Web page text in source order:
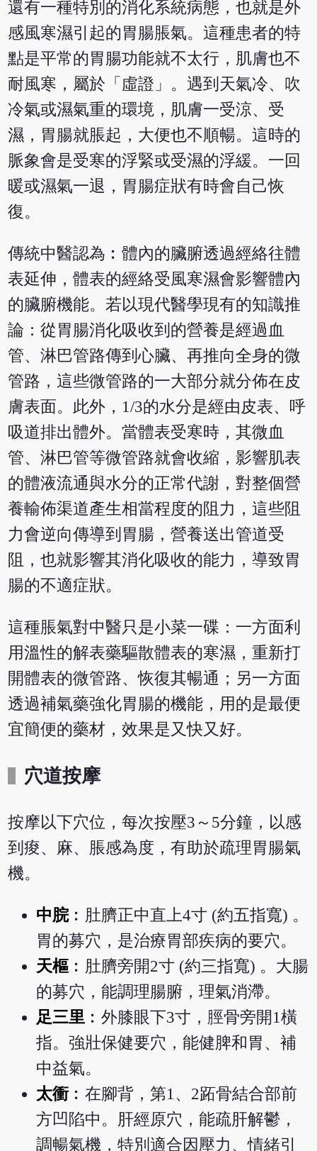
還有一種特別的消化系統病態，也就是外
感風寒濕引起的胃腸脹氣。這種患者的特
點是平常的胃腸功能就不太行，肌膚也不
耐風寒，屬於「虛證」。遇到天氣冷、吹
冷氣或濕氣重的環境，肌膚一受涼、受
濕，胃腸就脹起，大便也不順暢。這時的
脈象會是受寒的浮緊或受濕的浮緩。一回
暖或濕氣一退，胃腸症狀有時會自己恢
復。
傳統中醫認為︰體內的臟腑透過經絡往體
表延伸，體表的經絡受風寒濕會影響體內
的臟腑機能。若以現代醫學現有的知識推
論：從胃腸消化吸收到的營養是經過血
管、淋巴管路傳到心臟、再推向全身的微
管路，這些微管路的一大部分就分佈在皮
膚表面。此外，1/3的水分是經由皮表、呼
吸道排出體外。當體表受寒時，其微血
管、淋巴管等微管路就會收縮，影響肌表
的體液流通與水分的正常代謝，對整個營
養輸佈渠道產生相當程度的阻力，這些阻
力會逆向傳導到胃腸，營養送出管道受
阻，也就影響其消化吸收的能力，導致胃
腸的不適症狀。
這種脹氣對中醫只是小菜一碟：一方面利
用溫性的解表藥驅散體表的寒濕，重新打
開體表的微管路、恢復其暢通；另一方面
透過補氣藥強化胃腸的機能，用的是最便
宜簡便的藥材，效果是又快又好。
穴道按摩
按摩以下穴位，每次按壓3～5分鐘，以感
到痠、麻、脹感為度，有助於疏理胃腸氣
機。
中脘︰肚臍正中直上4寸 (約五指寬) 。
胃的募穴，是治療胃部疾病的要穴。
天樞 ︰肚臍旁開2寸 (約三指寬) 。大腸
的募穴，能調理腸腑，理氣消滯。
足三里 ︰外膝眼下3寸，脛骨旁開1橫
指。強壯保健要穴，能健脾和胃、補
中益氣。
太衝︰在腳背，第1、2跖骨結合部前
方凹陷中。肝經原穴，能疏肝解鬱，
調暢氣機，特別適合因壓力、情緒引